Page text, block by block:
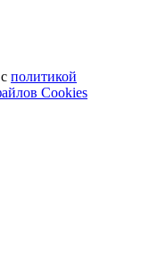
политикой
Cookies